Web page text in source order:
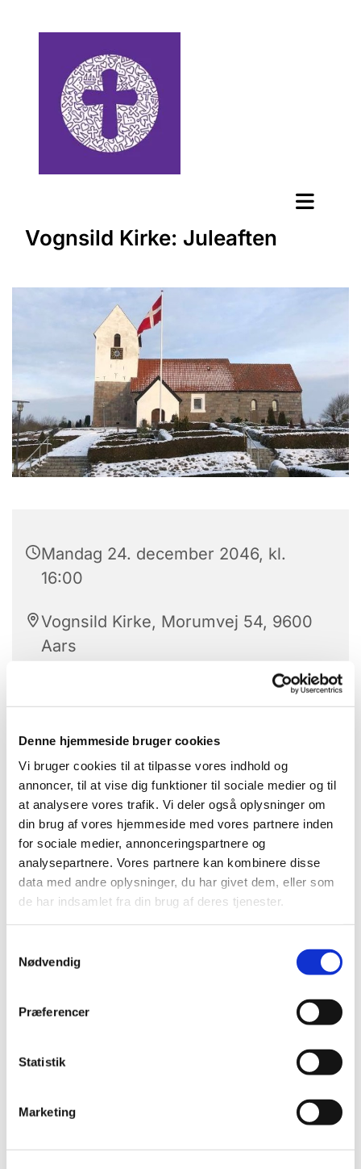
Denne hjemmeside bruger cookies
Vi bruger cookies til at tilpasse vores indhold og
annoncer, til at vise dig funktioner til sociale medier og til
at analysere vores trafik. Vi deler også oplysninger om
din brug af vores hjemmeside med vores partnere inden
for sociale medier, annonceringspartnere og
analysepartnere. Vores partnere kan kombinere disse
data med andre oplysninger, du har givet dem, eller som
de har indsamlet fra din brug af deres tjenester.
Nødvendig
Præferencer
Statistik
Marketing
Vognsild Kirke: Juleaften
Mandag 24. december 2046, kl.
16:00
Vognsild Kirke, Morumvej 54, 9600
Aars
Du vil måske også kunne